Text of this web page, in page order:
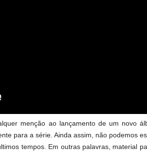
menção ao lançamento de um novo
para a série. Ainda assim, não podemos
tempos. Em outras palavras, material